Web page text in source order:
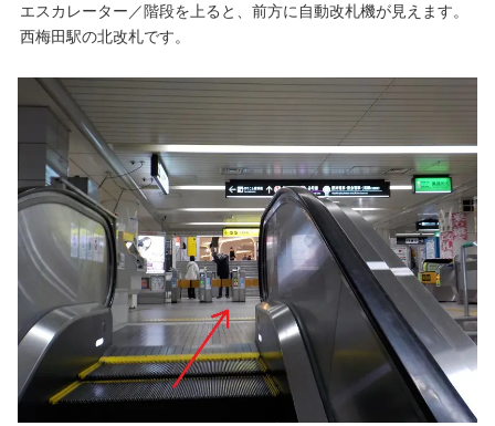
エスカレーター／階段を上ると、前方に自動改札機が見えます。
西梅田駅の北改札です。